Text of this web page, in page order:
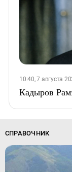
10:40, 7 августа
Кадыров
СПРАВОЧНИК